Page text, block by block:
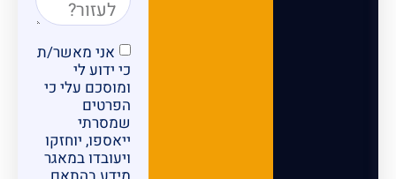
אני מאשר/ת
כי ידוע לי
ומוסכם עלי כי
הפרטים
שמסרתי
ייאספו, יוחזקו
ויעובדו במאגר